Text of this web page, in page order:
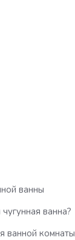
ванны
ванна?
ванной комнаты